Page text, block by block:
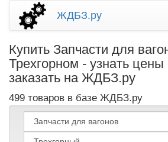
ЖДБЗ.ру
Купить Запчасти для
Трехгорном - узнать цены
заказать на ЖДБЗ.ру
499 товаров в базе ЖДБЗ.ру